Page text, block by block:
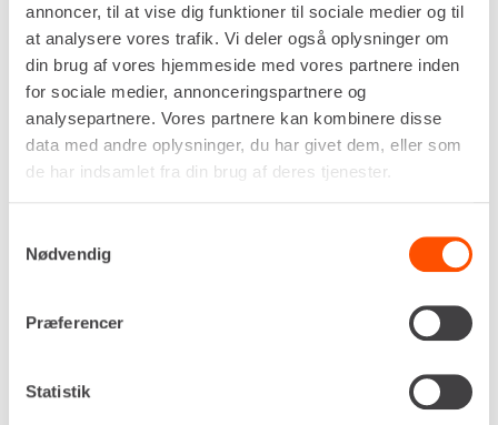
annoncer, til at vise dig funktioner til sociale medier og til
at analysere vores trafik. Vi deler også oplysninger om
din brug af vores hjemmeside med vores partnere inden
for sociale medier, annonceringspartnere og
analysepartnere. Vores partnere kan kombinere disse
data med andre oplysninger, du har givet dem, eller som
de har indsamlet fra din brug af deres tjenester.
Nødvendig
Præferencer
Statistik
Stampefod
Arbejdshastighed